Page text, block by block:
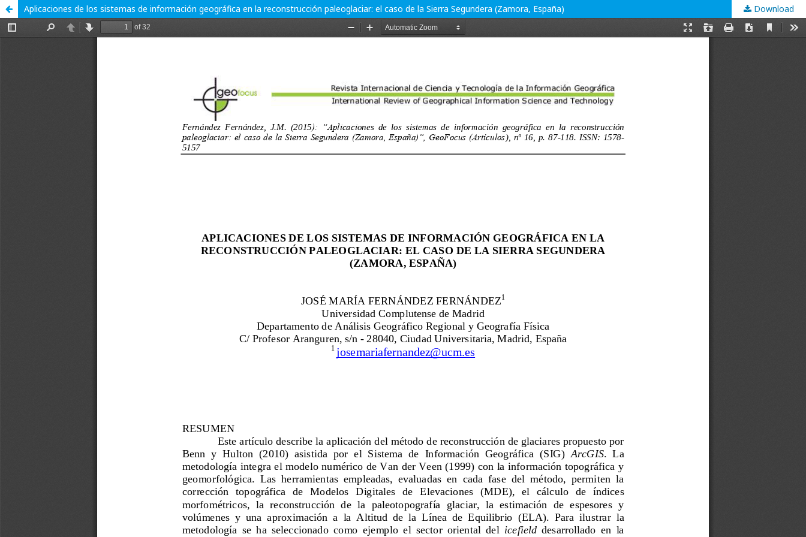
Aplicaciones de los sistemas de información geográfica en la reconstrucción paleoglaciar: el caso de la Sierra Segundera (Zamora, España) Download